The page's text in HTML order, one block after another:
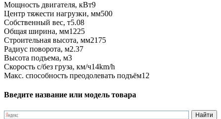
Мощность двигателя, кВт9
Центр тяжести нагрузки, мм500
Собственный вес, т5.08
Общая ширина, мм1225
Строительная высота, мм2175
Радиус поворота, м2.37
Высота подъема, м3
Скорость с/без груза, км/ч14km/h
Макс. способность преодолевать подъём12
Введите название или модель товара